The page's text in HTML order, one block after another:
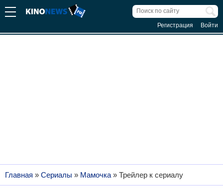
Регистрация Войти
Главная » Сериалы » Мамочка » Трейлер к сериалу